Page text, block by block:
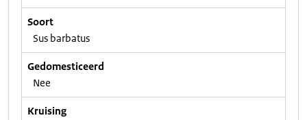
Soort
Sus barbatus
Gedomesticeerd
Nee
Kruising